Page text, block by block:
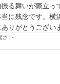
る舞いが際立っ
に残念です。横
りがとうござい
さ: -